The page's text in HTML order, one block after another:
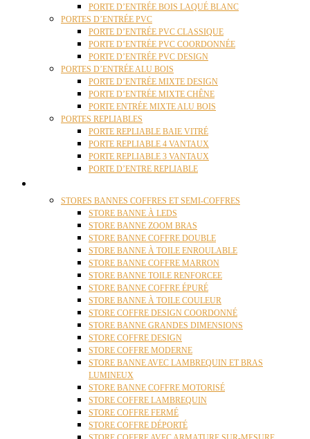
PORTE D’ENTRÉE BOIS LAQUÉ BLANC
PORTES D’ENTRÉE PVC
PORTE D’ENTRÉE PVC CLASSIQUE
PORTE D’ENTRÉE PVC COORDONNÉE
PORTE D’ENTRÉE PVC DESIGN
PORTES D’ENTRÉE ALU BOIS
PORTE D’ENTRÉE MIXTE DESIGN
PORTE D’ENTRÉE MIXTE CHÊNE
PORTE ENTRÉE MIXTE ALU BOIS
PORTES REPLIABLES
PORTE REPLIABLE BAIE VITRÉ
PORTE REPLIABLE 4 VANTAUX
PORTE REPLIABLE 3 VANTAUX
PORTE D’ENTRE REPLIABLE
STORES BANNES COFFRES ET SEMI-COFFRES
STORE BANNE À LEDS
STORE BANNE ZOOM BRAS
STORE BANNE COFFRE DOUBLE
STORE BANNE À TOILE ENROULABLE
STORE BANNE COFFRE MARRON
STORE BANNE TOILE RENFORCEE
STORE BANNE COFFRE ÉPURÉ
STORE BANNE À TOILE COULEUR
STORE COFFRE DESIGN COORDONNÉ
STORE BANNE GRANDES DIMENSIONS
STORE COFFRE DESIGN
STORE COFFRE MODERNE
STORE BANNE AVEC LAMBREQUIN ET BRAS
LUMINEUX
STORE BANNE COFFRE MOTORISÉ
STORE COFFRE LAMBREQUIN
STORE COFFRE FERMÉ
STORE COFFRE DÉPORTÉ